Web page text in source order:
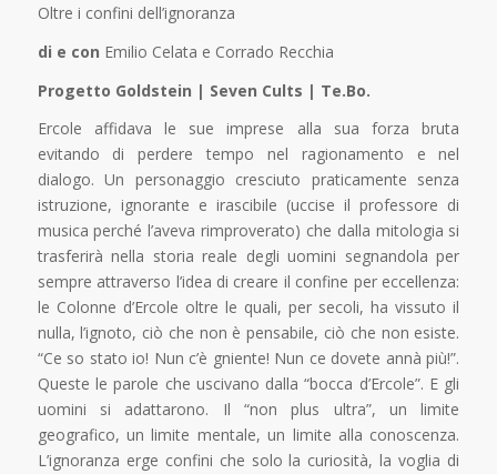
Oltre i confini dell’ignoranza
di e con Emilio Celata e Corrado Recchia
Progetto Goldstein | Seven Cults | Te.Bo.
Ercole affidava le sue imprese alla sua forza bruta
evitando di perdere tempo nel ragionamento e nel
dialogo. Un personaggio cresciuto praticamente senza
istruzione, ignorante e irascibile (uccise il professore di
musica perché l’aveva rimproverato) che dalla mitologia si
trasferirà nella storia reale degli uomini segnandola per
sempre attraverso l’idea di creare il confine per eccellenza:
le Colonne d’Ercole oltre le quali, per secoli, ha vissuto il
nulla, l’ignoto, ciò che non è pensabile, ciò che non esiste.
“Ce so stato io! Nun c’è gniente! Nun ce dovete annà più!”.
Queste le parole che uscivano dalla “bocca d’Ercole”. E gli
uomini si adattarono. Il “non plus ultra”, un limite
geografico, un limite mentale, un limite alla conoscenza.
L’ignoranza erge confini che solo la curiosità, la voglia di